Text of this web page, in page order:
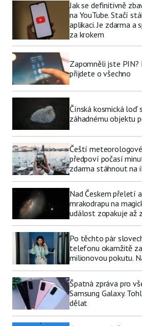
Jak se definitivně
na YouTube. Stačí
aplikaci. Je zdarma a
za krokem
Zapomněli jste PIN?
přijdete o všechno
Čínská kosmická loď
záhadnému objektu
Čeští
předpoví počasí
zdarma stáhnout na
Nad Českem přeletí
mrakodrapu na
událost zopakuje až
Po těchto pár
telefonu okamžitě
milionovou pokutu.
Špatná zpráva pro
Samsung Galaxy.
dělat